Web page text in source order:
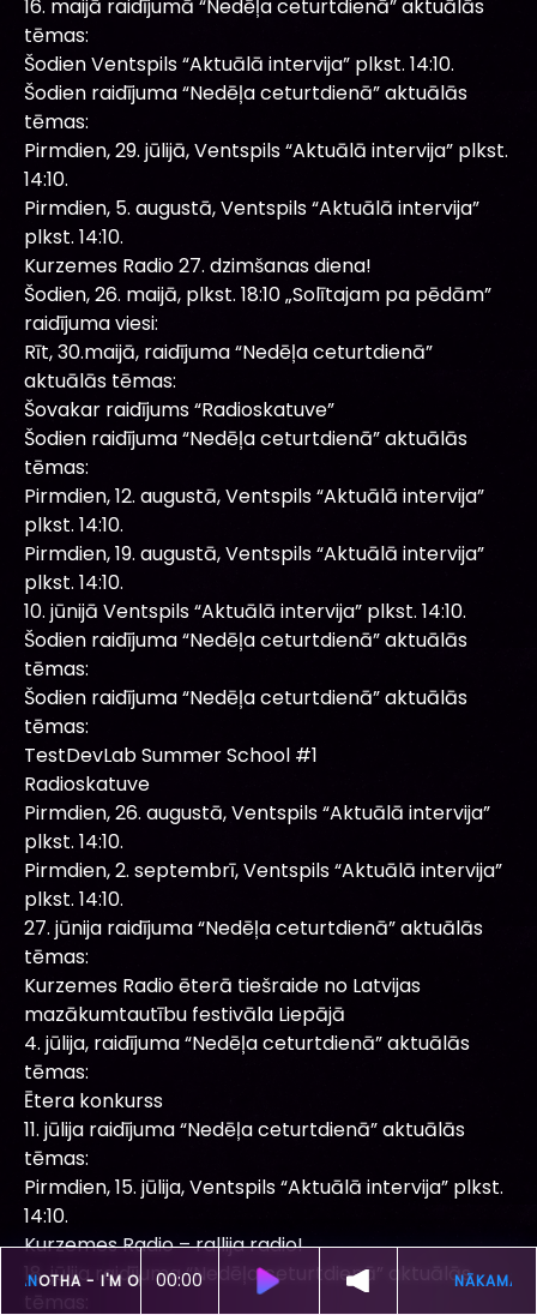
ŠOBRĪD SKANOTHA - I'M ON TOP
00:00
16. maijā raidījumā “Nedēļa ceturtdienā” aktuālās
tēmas:
Šodien Ventspils “Aktuālā intervija” plkst. 14:10.
Šodien raidījuma “Nedēļa ceturtdienā” aktuālās
tēmas:
Pirmdien, 29. jūlijā, Ventspils “Aktuālā intervija” plkst.
14:10.
Pirmdien, 5. augustā, Ventspils “Aktuālā intervija”
plkst. 14:10.
Kurzemes Radio 27. dzimšanas diena!
Šodien, 26. maijā, plkst. 18:10 „Solītajam pa pēdām”
raidījuma viesi:
Rīt, 30.maijā, raidījuma “Nedēļa ceturtdienā”
aktuālās tēmas:
Šovakar raidījums “Radioskatuve”
Šodien raidījuma “Nedēļa ceturtdienā” aktuālās
tēmas:
Pirmdien, 12. augustā, Ventspils “Aktuālā intervija”
plkst. 14:10.
Pirmdien, 19. augustā, Ventspils “Aktuālā intervija”
plkst. 14:10.
10. jūnijā Ventspils “Aktuālā intervija” plkst. 14:10.
Šodien raidījuma “Nedēļa ceturtdienā” aktuālās
tēmas:
Šodien raidījuma “Nedēļa ceturtdienā” aktuālās
tēmas:
TestDevLab Summer School #1
Radioskatuve
Pirmdien, 26. augustā, Ventspils “Aktuālā intervija”
plkst. 14:10.
Pirmdien, 2. septembrī, Ventspils “Aktuālā intervija”
plkst. 14:10.
27. jūnija raidījuma “Nedēļa ceturtdienā” aktuālās
tēmas:
Kurzemes Radio ēterā tiešraide no Latvijas
mazākumtautību festivāla Liepājā
4. jūlija, raidījuma “Nedēļa ceturtdienā” aktuālās
tēmas:
Ētera konkurss
11. jūlija raidījuma “Nedēļa ceturtdienā” aktuālās
tēmas:
Pirmdien, 15. jūlija, Ventspils “Aktuālā intervija” plkst.
14:10.
Kurzemes Radio – rallija radio!
18. jūlija raidījuma “Nedēļa ceturtdienā” aktuālās
tēmas: